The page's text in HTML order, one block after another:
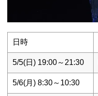
日時
5/5(日) 19:00～21:30
5/6(月) 8:30～10:30